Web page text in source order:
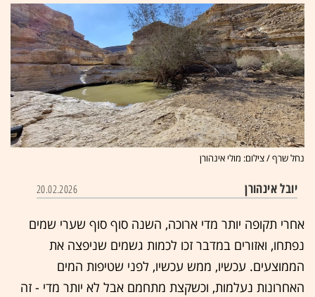
נחל שרף / צילום: מולי אינהורן
יובל אינהורן 20.02.2026
אחרי תקופה יותר מדי ארוכה, השנה סוף סוף שערי שמים
נפתחו, ואזורים במדבר זכו לכמות גשמים שניפצה את
הממוצעים. עכשיו, ממש עכשיו, לפני שטיפות המים
האחרונות נעלמות, וכשקצת מתחמם אבל לא יותר מדי - זה